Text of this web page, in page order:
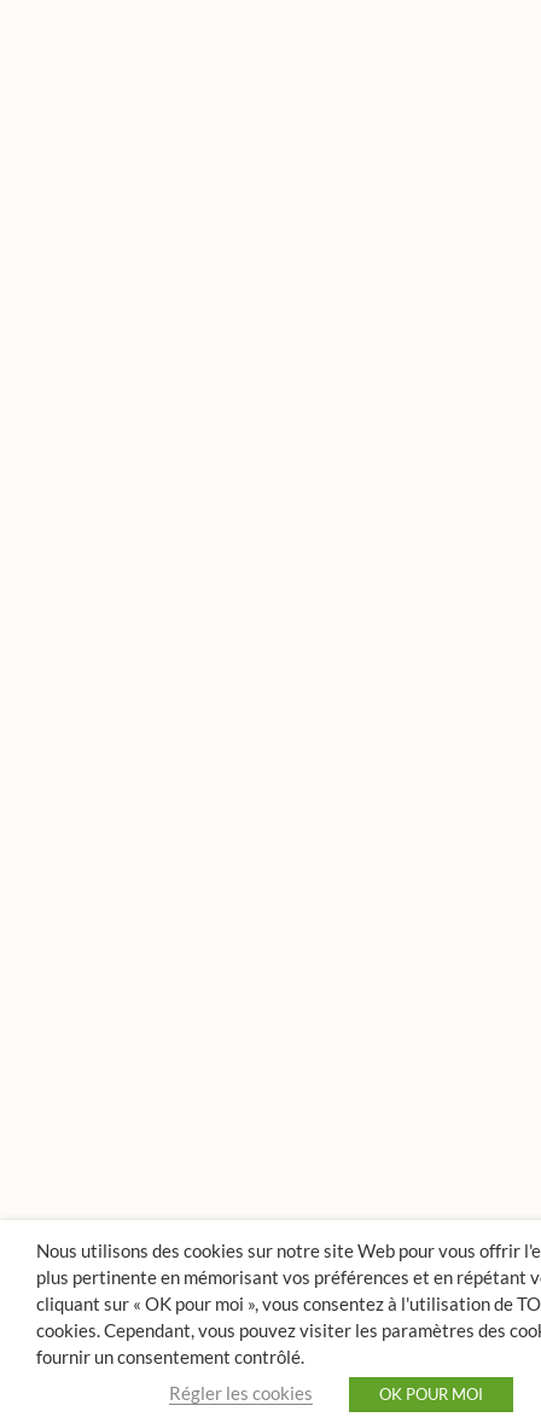
Nous utilisons des cookies sur notre site Web pour vous offrir
plus pertinente en mémorisant vos préférences et en répétant
cliquant sur « OK pour moi », vous consentez à l'utilisation de
cookies. Cependant, vous pouvez visiter les paramètres des
fournir un consentement contrôlé.
Régler les cookies
OK POUR MOI